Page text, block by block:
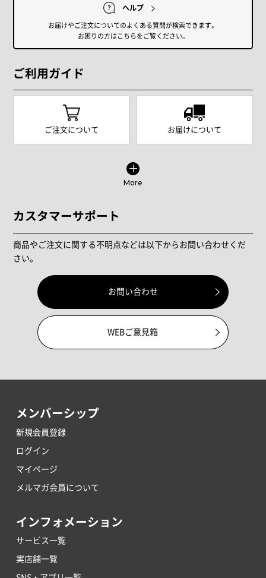
ヘルプ
お届けやご注文についてのよくある質問が検索できます。
お困りの方はこちらをご覧ください。
ご利用ガイド
ご注文について お届けについて
More
カスタマーサポート
商品やご注文に関する不明点などは以下からお問い合わせくだ
さい。
お問い合わせ
WEBご意見箱
メンバーシップ
新規会員登録
ログイン
マイページ
メルマガ会員について
インフォメーション
サービス一覧
実店舗一覧